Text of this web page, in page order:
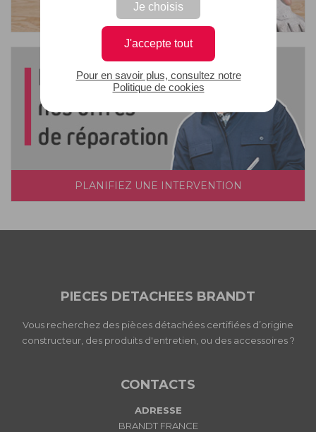
Je choisis
J'accepte tout
Pour en savoir plus, consultez notre
Politique de cookies
PLANIFIEZ UNE INTERVENTION
PIECES DETACHEES BRANDT
Vous recherchez des pièces détachées certifiées d’origine
constructeur, des produits d'entretien, ou des accessoires ?
CONTACTS
ADRESSE
BRANDT FRANCE